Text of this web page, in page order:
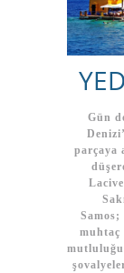
Gün
parçaya
Samos;
muhtaç